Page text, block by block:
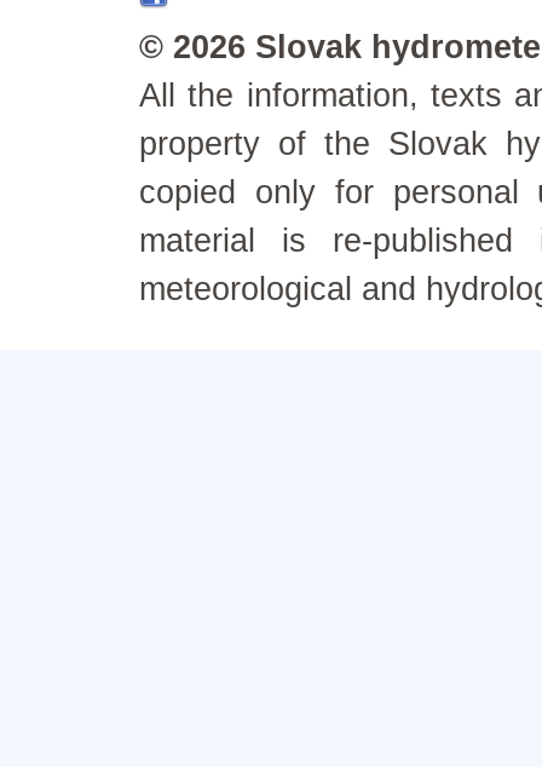
© 2026 Slovak
All the information, texts
property of the Slovak
copied only for personal
material is re-
meteorological and